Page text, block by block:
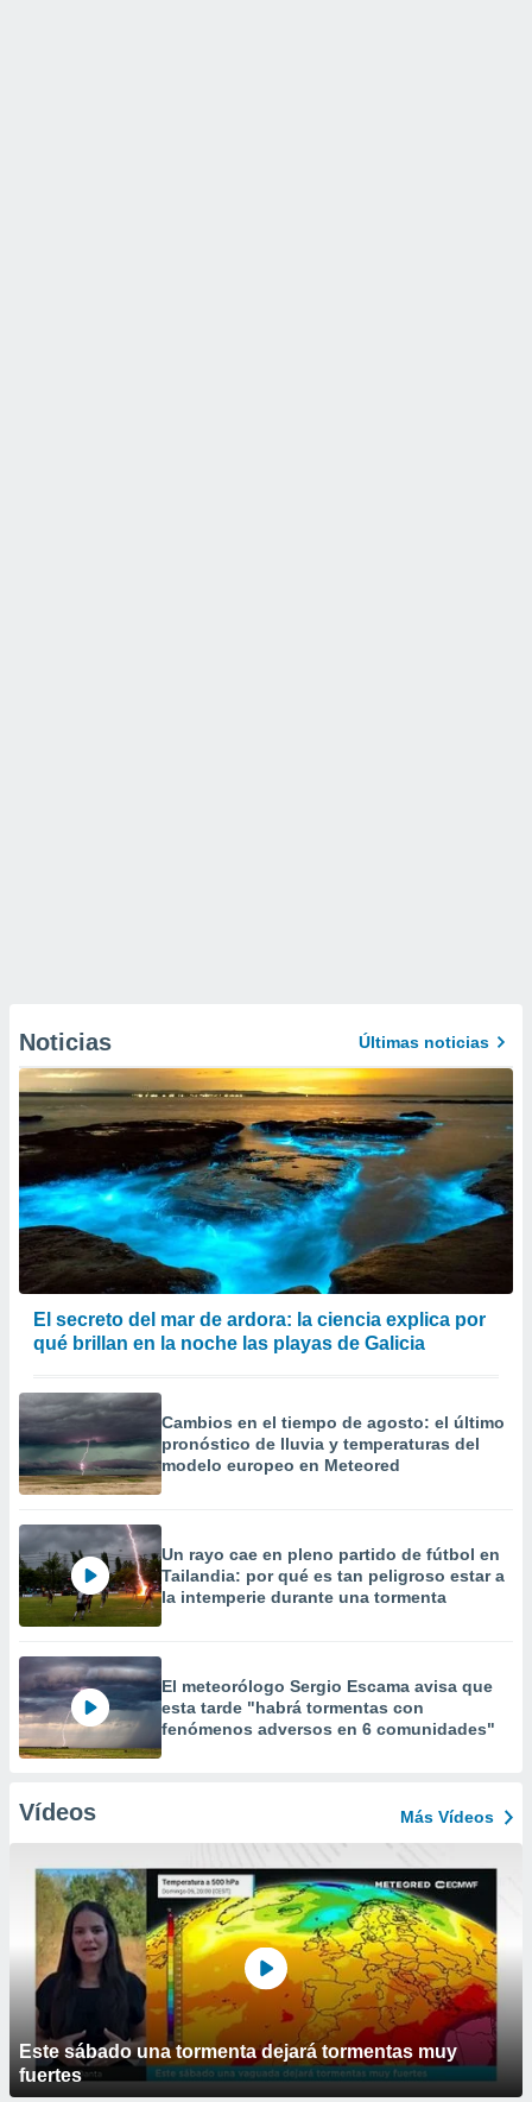
Noticias Últimas noticias
El secreto del mar de ardora: la ciencia explica por
qué brillan en la noche las playas de Galicia
Cambios en el tiempo de agosto: el último
pronóstico de lluvia y temperaturas del
modelo europeo en Meteored
Un rayo cae en pleno partido de fútbol en
Tailandia: por qué es tan peligroso estar a
la intemperie durante una tormenta
El meteorólogo Sergio Escama avisa que
esta tarde "habrá tormentas con
fenómenos adversos en 6 comunidades"
Vídeos Más Vídeos
Este sábado una tormenta dejará tormentas muy
fuertes